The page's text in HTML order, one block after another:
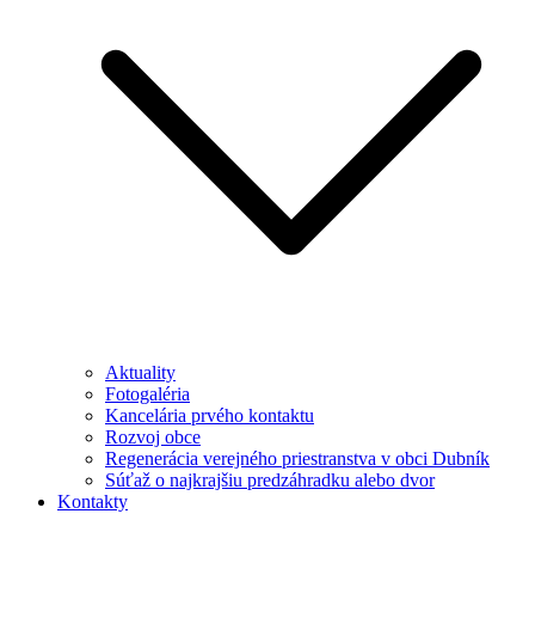
Aktuality
Fotogaléria
Kancelária prvého kontaktu
Rozvoj obce
Regenerácia verejného priestranstva v obci Dubník
Súťaž o najkrajšiu predzáhradku alebo dvor
Kontakty